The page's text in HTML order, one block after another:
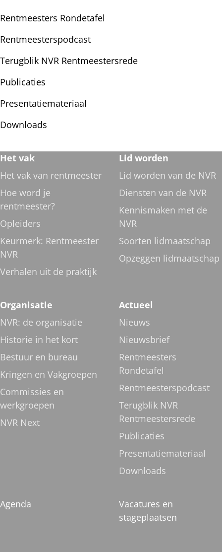
Rentmeesters Rondetafel
Rentmeesterspodcast
Terugblik NVR Rentmeestersrede
Publicaties
Presentatiemateriaal
Downloads
Footer
navigatie
Het vak
Het vak van rentmeester
Hoe word je
rentmeester?
Opleiders
Keurmerk: Rentmeester
NVR
Verhalen uit de praktijk
Lid worden
Lid worden van de NVR
Diensten van de NVR
Kennismaken met de
NVR
Soorten lidmaatschap
Opzeggen lidmaatschap
Organisatie
NVR: de organisatie
Historie in het kort
Bestuur en bureau
Kringen en Vakgroepen
Commissies en
werkgroepen
NVR Next
Actueel
Nieuws
Nieuwsbrief
Rentmeesters
Rondetafel
Rentmeesterspodcast
Terugblik NVR
Rentmeestersrede
Publicaties
Presentatiemateriaal
Downloads
Agenda
Vacatures en
stageplaatsen